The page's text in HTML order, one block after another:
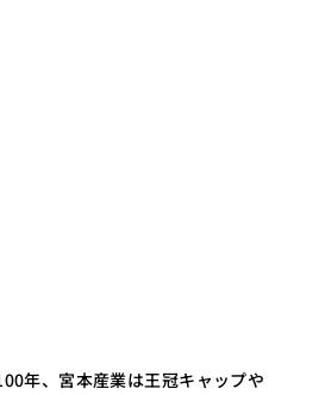
年、宮本産業は王冠キャップや